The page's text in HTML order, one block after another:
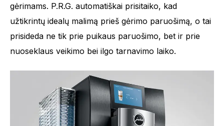
gėrimams. P.R.G. automatiškai prisitaiko, kad
užtikrintų idealų malimą prieš gėrimo paruošimą, o tai
prisideda ne tik prie puikaus paruošimo, bet ir prie
nuoseklaus veikimo bei ilgo tarnavimo laiko.